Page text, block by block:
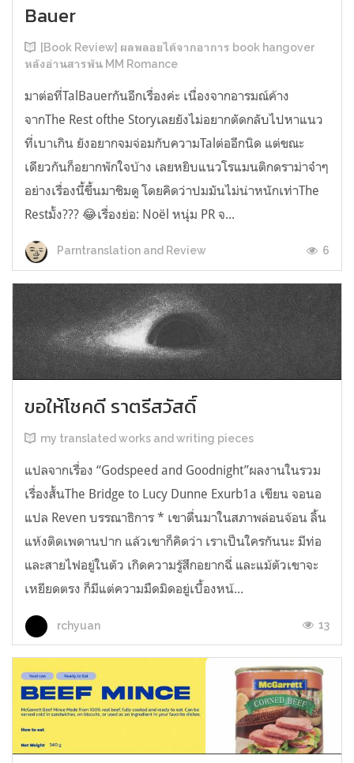
Bauer
[Book Review] ผลพลอยได้จากอาการ book hangover
หลังอ่านสารพัน MM Romance
มาต่อที่TalBauerกันอีกเรื่องค่ะ เนื่องจากอารมณ์ค้าง
จากThe Rest ofthe Storyเลยยังไม่อยากตัดกลับไปหาแนว
ที่เบาเกิน ยังอยากจมจ่อมกับความTalต่ออีกนิด แต่ขณะ
เดียวกันก็อยากพักใจบ้าง เลยหยิบแนวโรแมนติกดราม่าจ๋าๆ
อย่างเรื่องนี้ขึ้นมาชิมดู โดยคิดว่าปมมันไม่น่าหนักเท่าThe
Restมั้ง??? 😂เรื่องย่อ: Noël หนุ่ม PR จ...
Parntranslation and Review 6
ขอให้โชคดี ราตรีสวัสดิ์
my translated works and writing pieces
แปลจากเรื่อง “Godspeed and Goodnight”ผลงานในรวม
เรื่องสั้นThe Bridge to Lucy Dunne Exurb1a เขียน จอนอ
แปล Reven บรรณาธิการ * เขาตื่นมาในสภาพล่อนจ้อน ลิ้น
แห้งติดเพดานปาก แล้วเขาก็คิดว่า เราเป็นใครกันนะ มีท่อ
และสายไฟอยู่ในตัว เกิดความรู้สึกอยากฉี่ และแม้ตัวเขาจะ
เหยียดตรง ก็มีแต่ความมืดมิดอยู่เบื้องหน้...
rchyuan 13